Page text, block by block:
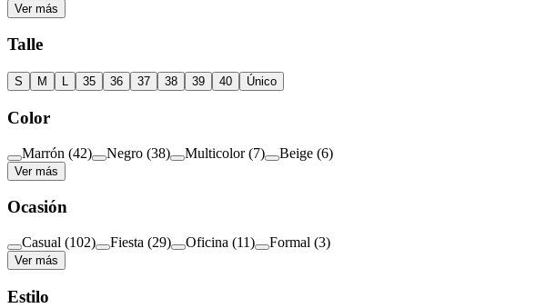
Ver más
Talle
S M L 35 36 37 38 39 40 Único
Color
Marrón (42) Negro (38) Multicolor (7) Beige (6)
Ver más
Ocasión
Casual (102) Fiesta (29) Oficina (11) Formal (3)
Ver más
Estilo